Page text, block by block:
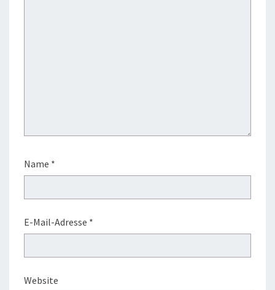
Name *
E-Mail-Adresse *
Website